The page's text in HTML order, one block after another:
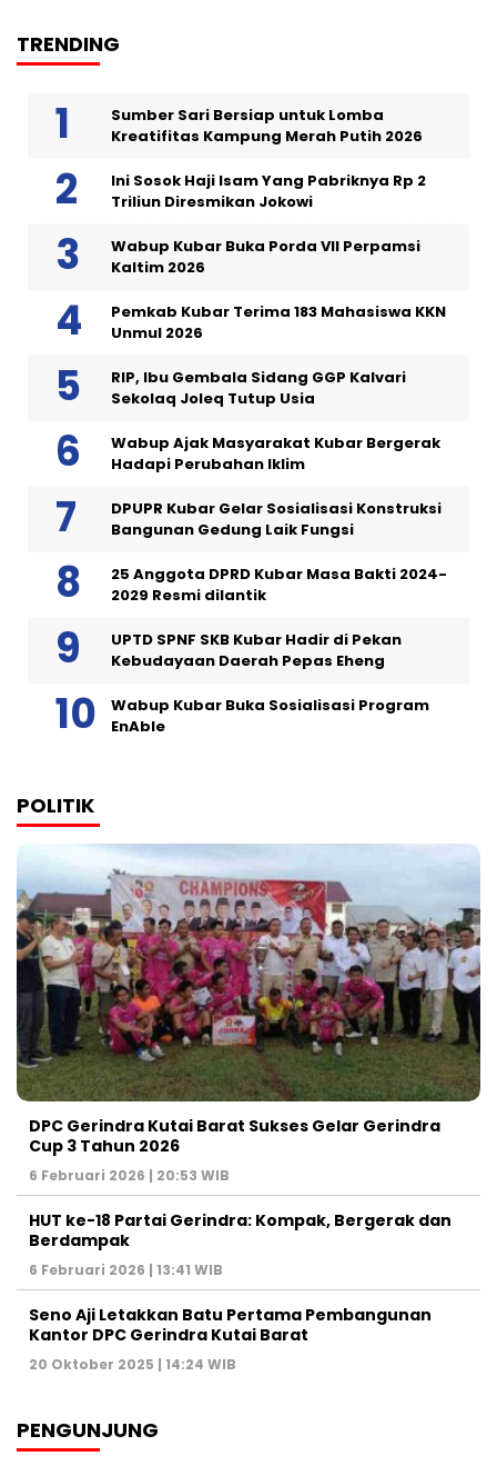
TRENDING
Sumber Sari Bersiap untuk Lomba
Kreatifitas Kampung Merah Putih 2026
Ini Sosok Haji Isam Yang Pabriknya Rp 2
Triliun Diresmikan Jokowi
Wabup Kubar Buka Porda VII Perpamsi
Kaltim 2026
Pemkab Kubar Terima 183 Mahasiswa KKN
Unmul 2026
RIP, Ibu Gembala Sidang GGP Kalvari
Sekolaq Joleq Tutup Usia
Wabup Ajak Masyarakat Kubar Bergerak
Hadapi Perubahan Iklim
DPUPR Kubar Gelar Sosialisasi Konstruksi
Bangunan Gedung Laik Fungsi
25 Anggota DPRD Kubar Masa Bakti 2024-
2029 Resmi dilantik
UPTD SPNF SKB Kubar Hadir di Pekan
Kebudayaan Daerah Pepas Eheng
Wabup Kubar Buka Sosialisasi Program
EnAble
POLITIK
DPC Gerindra Kutai Barat Sukses Gelar Gerindra
Cup 3 Tahun 2026
6 Februari 2026 | 20:53 WIB
HUT ke-18 Partai Gerindra: Kompak, Bergerak dan
Berdampak
6 Februari 2026 | 13:41 WIB
Seno Aji Letakkan Batu Pertama Pembangunan
Kantor DPC Gerindra Kutai Barat
20 Oktober 2025 | 14:24 WIB
PENGUNJUNG